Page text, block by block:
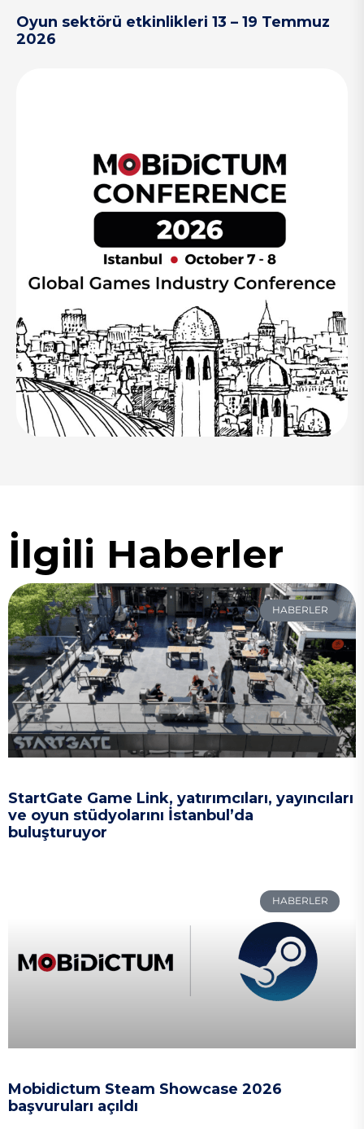
Oyun sektörü etkinlikleri 13 – 19 Temmuz
2026
İlgili Haberler
HABERLER
StartGate Game Link, yatırımcıları, yayıncıları
ve oyun stüdyolarını İstanbul’da
buluşturuyor
HABERLER
Mobidictum Steam Showcase 2026
başvuruları açıldı